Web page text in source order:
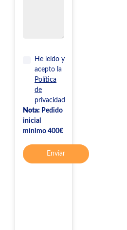
He leído y
acepto la
Política
de
privacidad
Nota: Pedido
inicial
mínimo 400€
Enviar